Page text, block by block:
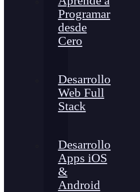
Programar
desde
Cero
Desarrollo
Web Full
Stack
Desarrollo
Apps iOS
&
Android